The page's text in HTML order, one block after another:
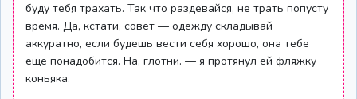
буду тебя трахать. Так что раздевайся, не трать попусту
время. Да, кстати, совет — одежду складывай
аккуратно, если будешь вести себя хорошо, она тебе
еще понадобится. На, глотни. — я протянул ей фляжку
коньяка.